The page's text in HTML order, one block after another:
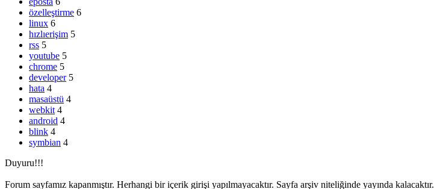
özelleştirme 6
linux 6
hızlıerişim 5
rss 5
youtube 5
chrome 5
developer 5
hata 4
masaüstü 4
webkit 4
android 4
blink 4
symbian 4
Duyuru!!!
Forum sayfamız kapanmıştır. Herhangi bir içerik girişi yapılmayacaktır. Sayfa arşiv niteliğinde yayında kalacaktır.